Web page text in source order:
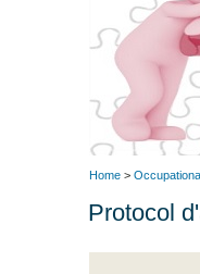
Home >
Protocol